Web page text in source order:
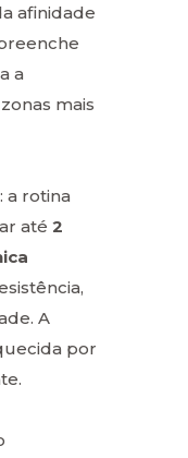
afinidade
a
mais
a rotina
até 2
A
por